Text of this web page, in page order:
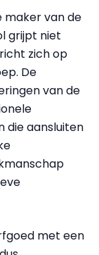
maker van de
grijpt niet
zich op
De
van de
die aansluiten
met een